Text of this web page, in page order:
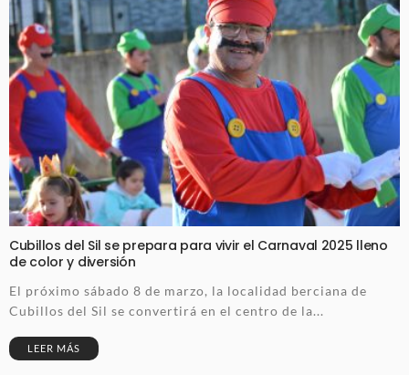
Cubillos del Sil se prepara para vivir el Carnaval 2025 lleno
de color y diversión
El próximo sábado 8 de marzo, la localidad berciana de
Cubillos del Sil se convertirá en el centro de la...
LEER MÁS